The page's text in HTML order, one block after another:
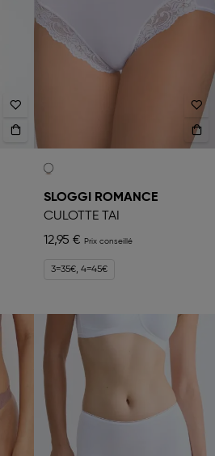
SLOGGI ROMANCE
CULOTTE TAI
12,95 €
3=35€, 4=45€